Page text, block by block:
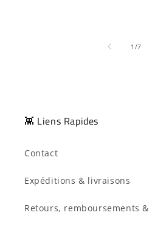
1 /de
7
👾 Liens Rapides
Contact
Expéditions & livraisons
Retours, remboursements